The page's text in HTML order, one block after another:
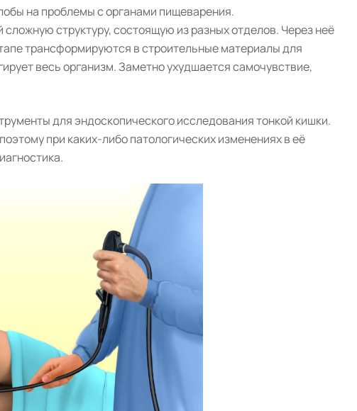
на проблемы с органами пищеварения.
структуру, состоящую из разных отделов. Через неё
трансформируются в строительные материалы для
весь организм. Заметно ухудшается самочувствие,
для эндоскопического исследования тонкой кишки.
при каких-либо патологических изменениях в её